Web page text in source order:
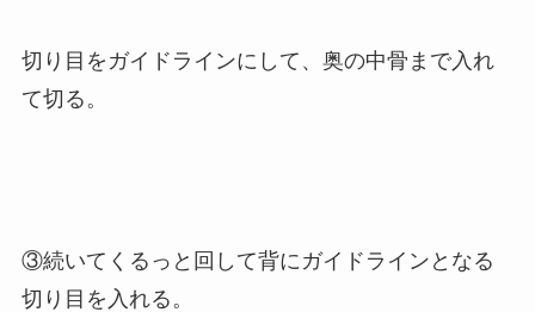
切り目をガイドラインにして、奥の中骨まで入れ
て切る。
③続いてくるっと回して背にガイドラインとなる
切り目を入れる。